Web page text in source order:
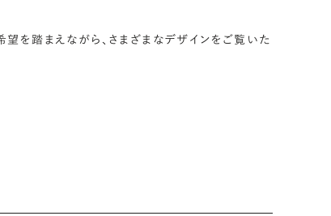
を踏まえながら、さまざまなデザインをご覧いた